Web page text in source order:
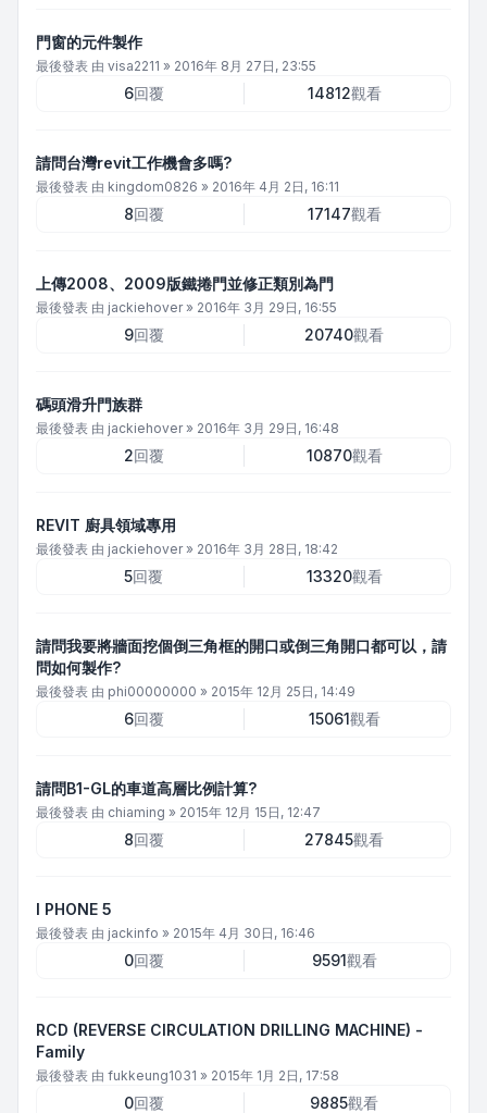
門窗的元件製作
最後發表 由 visa2211 » 2016年 8月 27日, 23:55
6回覆 14812觀看
請問台灣revit工作機會多嗎?
最後發表 由 kingdom0826 » 2016年 4月 2日, 16:11
8回覆 17147觀看
上傳2008、2009版鐵捲門並修正類別為門
最後發表 由 jackiehover» 2016年 3月 29日, 16:55
9回覆 20740觀看
碼頭滑升門族群
最後發表 由 jackiehover» 2016年 3月 29日, 16:48
2回覆 10870觀看
REVIT 廚具領域專用
最後發表 由 jackiehover» 2016年 3月 28日, 18:42
5回覆 13320觀看
請問我要將牆面挖個倒三角框的開口或倒三角開口都可以，請
問如何製作?
最後發表 由 phi00000000 » 2015年 12月 25日, 14:49
6回覆 15061觀看
請問B1-GL的車道高層比例計算?
最後發表 由 chiaming » 2015年 12月 15日, 12:47
8回覆 27845觀看
I PHONE 5
最後發表 由 jackinfo » 2015年 4月 30日, 16:46
0回覆 9591觀看
RCD (REVERSE CIRCULATION DRILLING MACHINE) -
Family
最後發表 由 fukkeung1031 » 2015年 1月 2日, 17:58
0回覆 9885觀看